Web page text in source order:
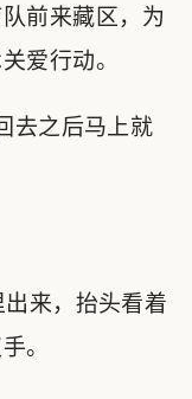
前来藏区，为
爱行动。
去之后马上就
来，抬头看着
。